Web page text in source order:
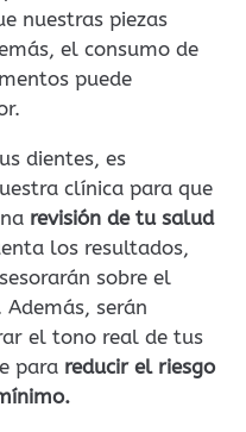
nuestras piezas
el consumo de
puede
dientes, es
clínica para que
revisión de tu salud
los resultados,
sobre el
serán
el tono real de tus
para reducir el riesgo